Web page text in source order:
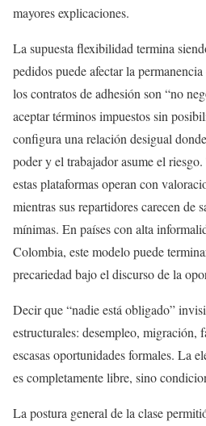
mayores explicaciones.
La supuesta flexibilidad termina
pedidos puede afectar la
los contratos de adhesión son “no
aceptar términos impuestos sin
configura una relación desigual
poder y el trabajador asume el
estas plataformas operan con
mientras sus repartidores carecen de
mínimas. En países con alta
Colombia, este modelo puede
precariedad bajo el discurso de la
Decir que “nadie está obligado”
estructurales: desempleo, migración,
escasas oportunidades formales. La
es completamente libre, sino
La postura general de la clase